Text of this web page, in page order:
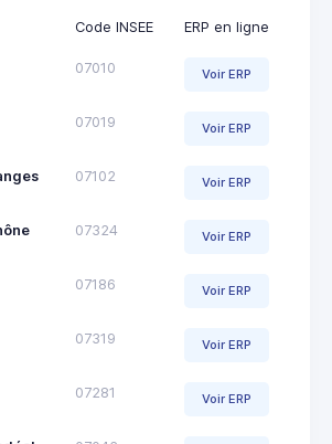
Code INSEE ERP en ligne
07010 Voir ERP
07019 Voir ERP
07102 Voir ERP
07324 Voir ERP
07186 Voir ERP
07319 Voir ERP
07281 Voir ERP